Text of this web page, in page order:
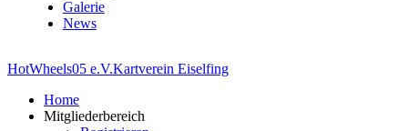
Galerie
News
HotWheels05 e.V.Kartverein Eiselfing
Home
Mitgliederbereich